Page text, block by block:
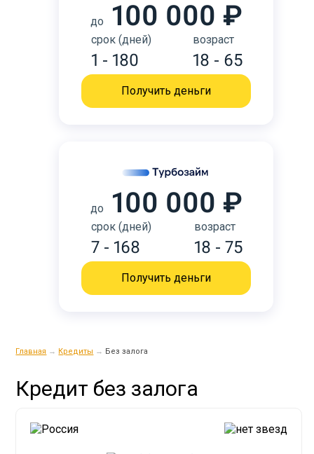
до 100 000 ₽
срок (дней)
1 - 180
возраст
18 - 65
Получить деньги
до 100 000 ₽
срок (дней)
7 - 168
возраст
18 - 75
Получить деньги
Главная → Кредиты → Без залога
Кредит без залога